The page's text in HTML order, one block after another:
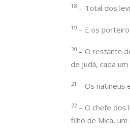
18 – Total dos
19 – E os
20 – O restante
de Judá, cada
21 – Os natineus
22– O chefe dos
filho de Mica,